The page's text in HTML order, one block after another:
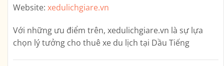
Website: xedulichgiare.vn
Với những ưu điểm trên, xedulichgiare.vn là sự lựa
chọn lý tưởng cho thuê xe du lịch tại Dầu Tiếng